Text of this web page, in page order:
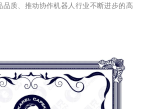
品质、推动协作机器人行业不断进步的高